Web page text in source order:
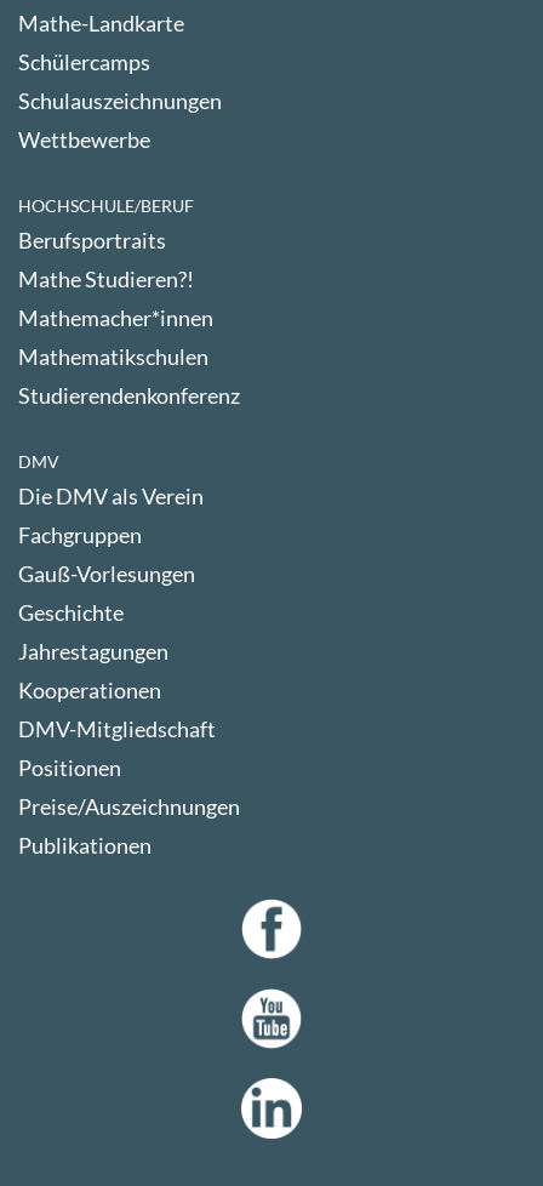
Mathe-Landkarte
Schülercamps
Schulauszeichnungen
Wettbewerbe
HOCHSCHULE/BERUF
Berufsportraits
Mathe Studieren?!
Mathemacher*innen
Mathematikschulen
Studierendenkonferenz
DMV
Die DMV als Verein
Fachgruppen
Gauß-Vorlesungen
Geschichte
Jahrestagungen
Kooperationen
DMV-Mitgliedschaft
Positionen
Preise/Auszeichnungen
Publikationen